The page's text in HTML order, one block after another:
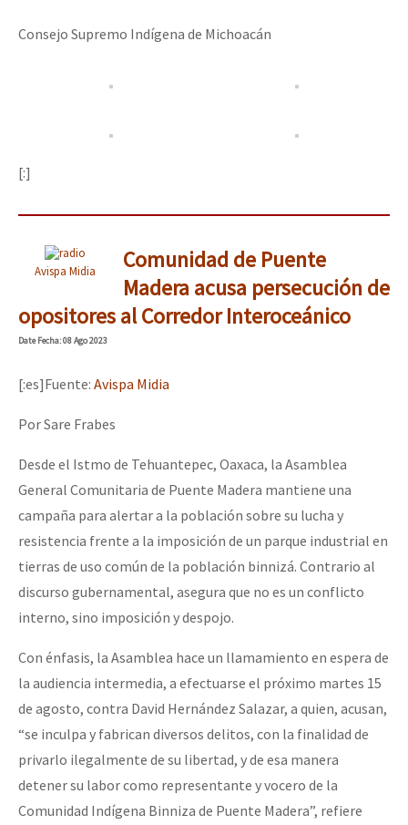
Consejo Supremo Indígena de Michoacán
[:]
Avispa Midia
Comunidad de Puente
Madera acusa persecución de
opositores al Corredor Interoceánico
DateFecha: 08 Ago 2023
[:es]Fuente: Avispa Midia
Por Sare Frabes
Desde el Istmo de Tehuantepec, Oaxaca, la Asamblea
General Comunitaria de Puente Madera mantiene una
campaña para alertar a la población sobre su lucha y
resistencia frente a la imposición de un parque industrial en
tierras de uso común de la población binnizá. Contrario al
discurso gubernamental, asegura que no es un conflicto
interno, sino imposición y despojo.
Con énfasis, la Asamblea hace un llamamiento en espera de
la audiencia intermedia, a efectuarse el próximo martes 15
de agosto, contra David Hernández Salazar, a quien, acusan,
“se inculpa y fabrican diversos delitos, con la finalidad de
privarlo ilegalmente de su libertad, y de esa manera
detener su labor como representante y vocero de la
Comunidad Indígena Binniza de Puente Madera”, refiere